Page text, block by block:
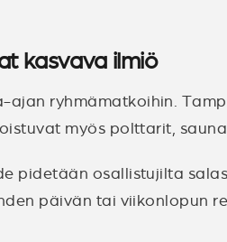
kasvava ilmiö
ryhmämatkoihin.
myös polttarit,
pidetään osallistujilta
päivän tai viikonlopun